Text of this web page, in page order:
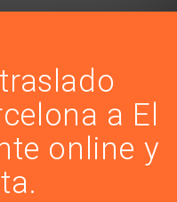
a El
online y